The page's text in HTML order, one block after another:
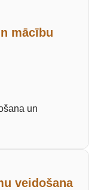
mācību
un
veidošana